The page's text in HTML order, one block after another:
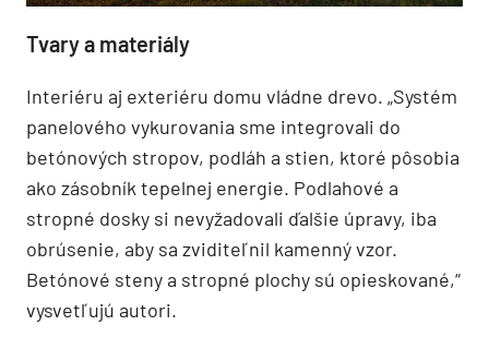
Tvary a materiály
Interiéru aj exteriéru domu vládne drevo. „Systém
panelového vykurovania sme integrovali do
betónových stropov, podláh a stien, ktoré pôsobia
ako zásobník tepelnej energie. Podlahové a
stropné dosky si nevyžadovali ďalšie úpravy, iba
obrúsenie, aby sa zviditeľnil kamenný vzor.
Betónové steny a stropné plochy sú opieskované,“
vysvetľujú autori.